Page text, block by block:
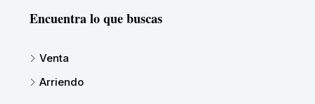
Encuentra lo que buscas
Venta
Arriendo